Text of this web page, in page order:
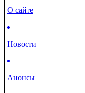
О сайте
Новости
Анонсы